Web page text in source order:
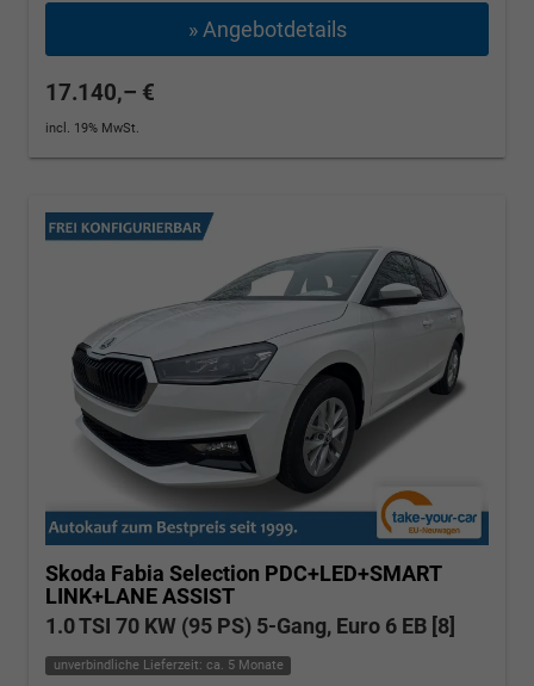
» Angebotdetails
17.140,– €
incl. 19% MwSt.
Skoda Fabia Selection PDC+LED+SMART
LINK+LANE ASSIST
1.0 TSI 70 KW (95 PS) 5-Gang, Euro 6 EB [8]
unverbindliche Lieferzeit: ca. 5 Monate